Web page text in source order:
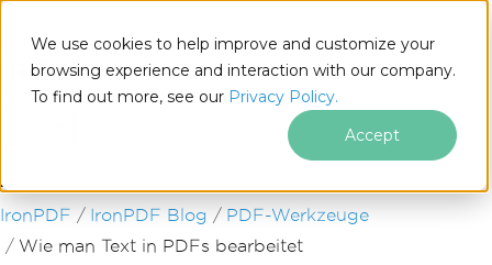
We use cookies to help improve and customize your
browsing experience and interaction with our company.
To find out more, see our Privacy Policy.
Accept
Zum Fußzeileninhalt springen
IronPDF IronPDF Blog
PDF-Werkzeuge
Wie man Text in PDFs bearbeitet